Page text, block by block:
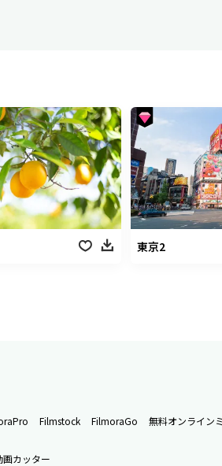
東京2
Filmstock FilmoraGo 無料オンライン
カッター